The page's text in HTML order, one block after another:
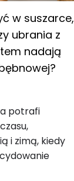
w suszarce,
ubrania z
nadają
potrafi
i zimą, kiedy